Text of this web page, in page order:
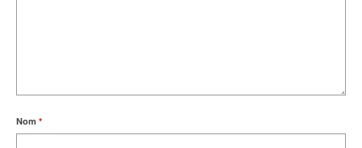
Nom *